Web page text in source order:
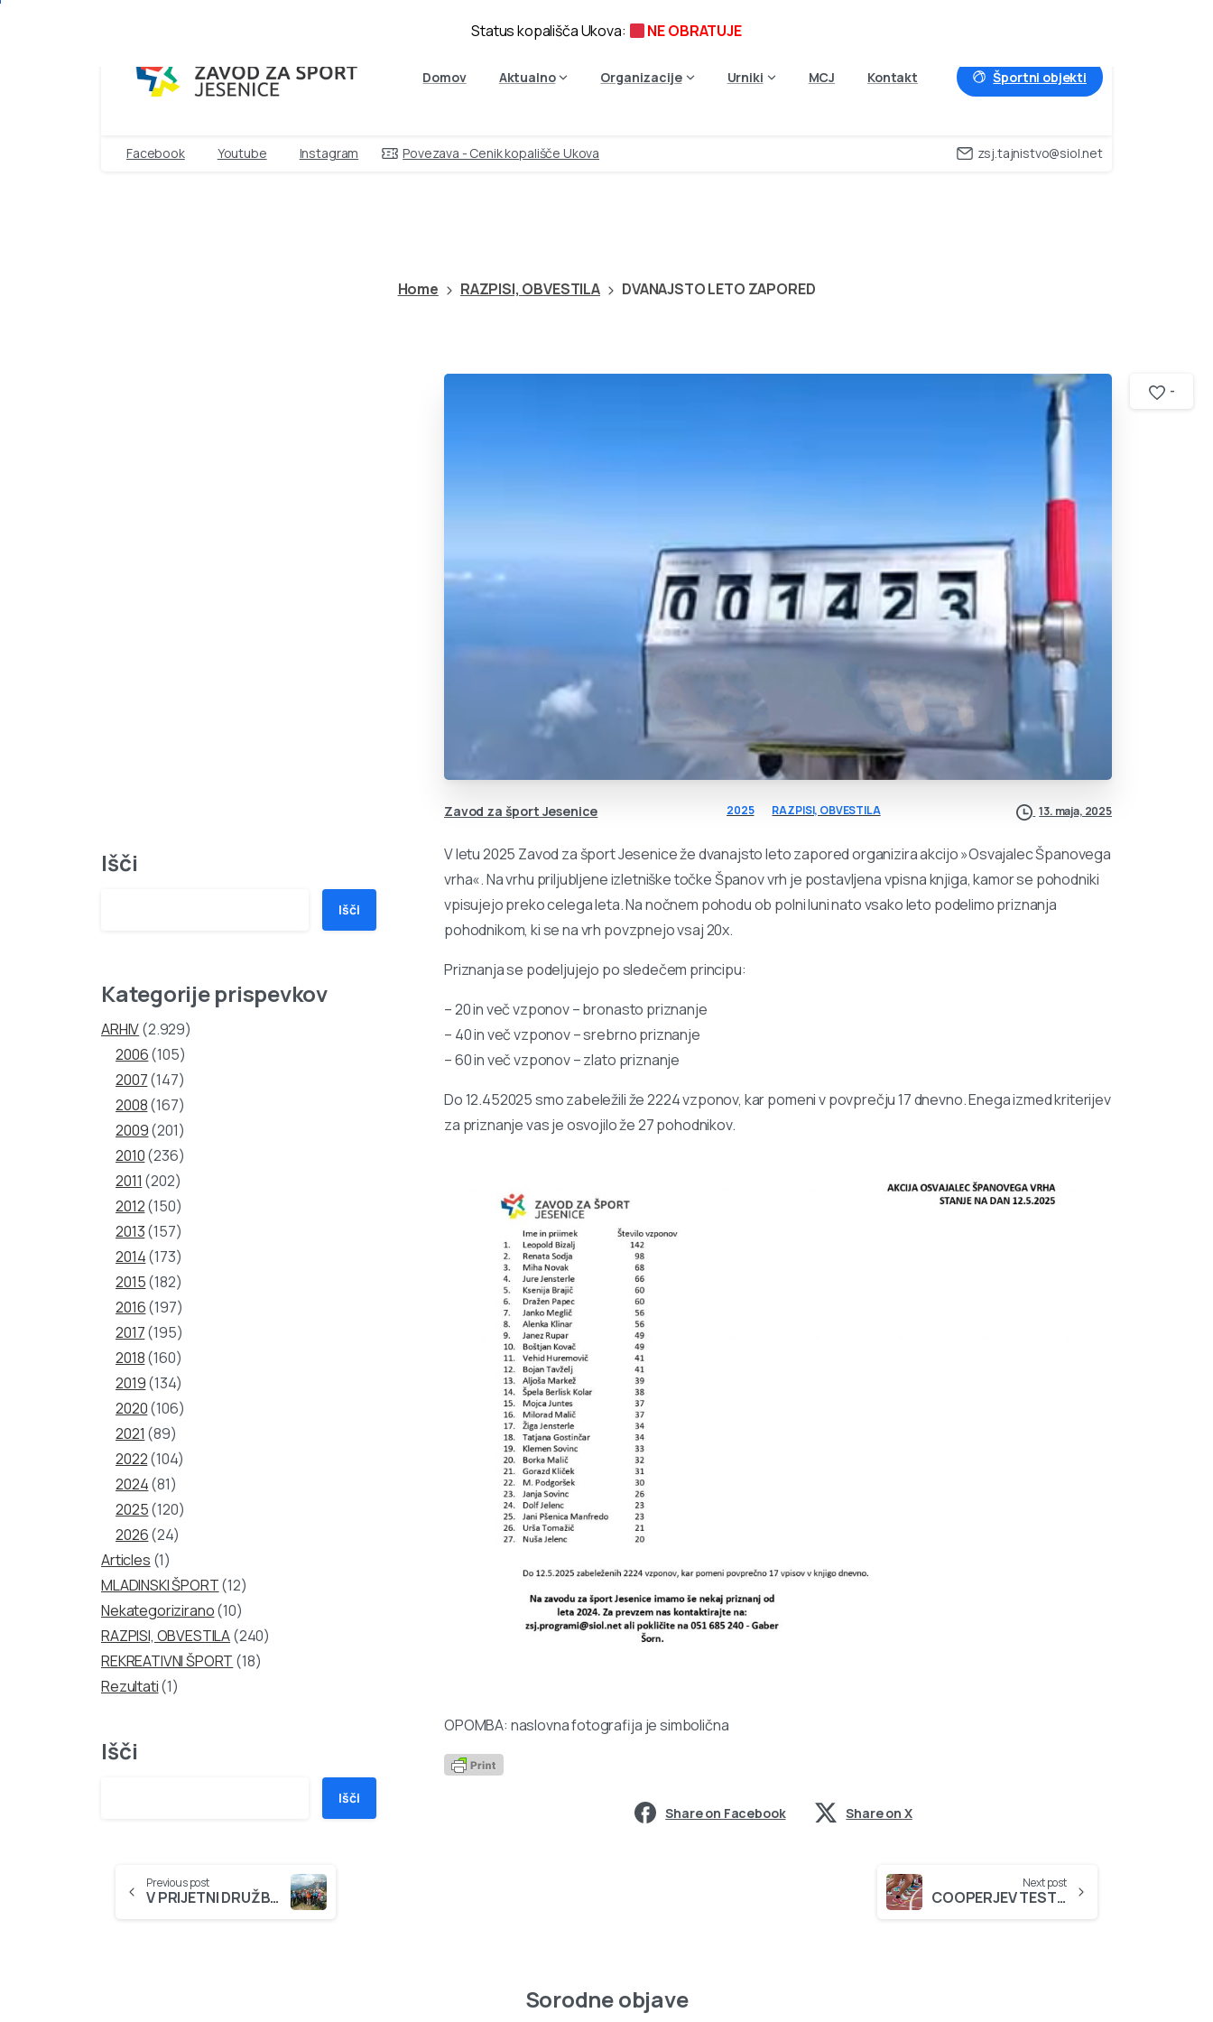
Domov Aktualno Organizacije Urniki MCJ Kontakt Športni objekti
Facebook Youtube Instagram Povezava - Cenik kopališče Ukova zsj.tajnistvo@siol.net
Home RAZPISI, OBVESTILA DVANAJSTO LETO ZAPORED
Išči
Išči
Kategorije prispevkov
ARHIV(2.929)
2006(105)
2007(147)
2008(167)
2009(201)
2010(236)
2011 (202)
2012(150)
2013(157)
2014(173)
2015(182)
2016(197)
2017(195)
2018(160)
2019(134)
2020(106)
2021 (89)
2022(104)
2024(81)
2025(120)
2026(24)
Articles (1)
MLADINSKI ŠPORT(12)
Nekategorizirano(10)
RAZPISI, OBVESTILA(240)
REKREATIVNI ŠPORT (18)
Rezultati(1)
Išči
Išči
Zavod za šport Jesenice 2025 RAZPISI, OBVESTILA 13. maja, 2025
V letu 2025 Zavod za šport Jesenice že dvanajsto leto zapored organizira akcijo »Osvajalec Španovega
vrha«. Na vrhu priljubljene izletniške točke Španov vrh je postavljena vpisna knjiga, kamor se pohodniki
vpisujejo preko celega leta. Na nočnem pohodu ob polni luni nato vsako leto podelimo priznanja
pohodnikom, ki se na vrh povzpnejo vsaj 20x.
Priznanja se podeljujejo po sledečem principu:
– 20 in več vzponov – bronasto priznanje
– 40 in več vzponov – srebrno priznanje
– 60 in več vzponov – zlato priznanje
Do 12.452025 smo zabeležili že 2224 vzponov, kar pomeni v povprečju 17 dnevno. Enega izmed kriterijev
za priznanje vas je osvojilo že 27 pohodnikov.
OPOMBA: naslovna fotografija je simbolična
-
Share on Facebook Share on X
Continue
Previous post
V PRIJETNI DRUŽBI NA ŠPANOV VRH
Next post
COOPERJEV TEST IN TEST HOJE NA 2km
Sorodne objave
Status kopališča Ukova: NE OBRATUJE